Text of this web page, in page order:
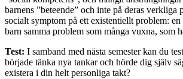
barnens ”beteende” och inte på deras
socialt symptom på ett existentiellt problem:
barn samma problem som många vuxna, som
Test: I samband med nästa semester kan du
började tänka nya tankar och hörde dig själv
existera i din helt personliga takt?